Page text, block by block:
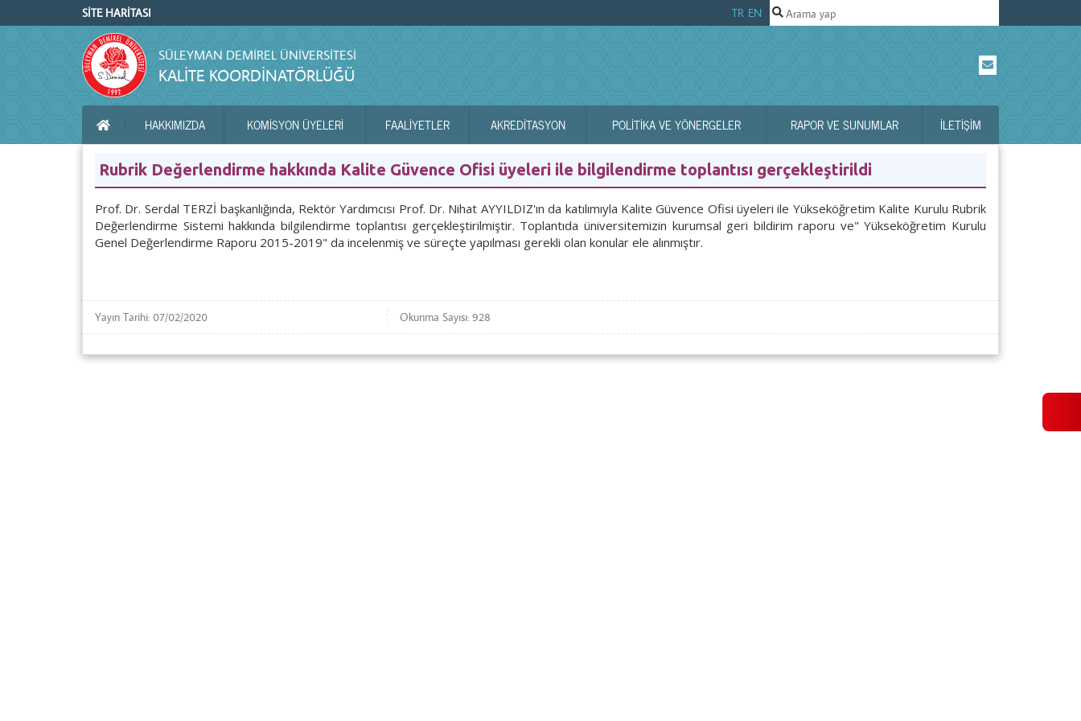
SİTE HARİTASI TR EN
SÜLEYMAN DEMIREL ÜNIVERSITESI
KALITE KOORDINATÖRLÜĞÜ
HAKKIMIZDA KOMİSYON ÜYELERİ FAALİYETLER AKREDİTASYON POLITIKA VE YÖNERGELER RAPOR VE SUNUMLAR İLETIŞIM
Rubrik Değerlendirme hakkında Kalite Güvence Ofisi üyeleri ile bilgilendirme toplantısı gerçekleştirildi
Prof. Dr. Serdal TERZİ başkanlığında, Rektör Yardımcısı Prof. Dr. Nihat AYYILDIZ'ın da katılımıyla Kalite Güvence Ofisi üyeleri ile Yükseköğretim Kalite Kurulu Rubrik
Değerlendirme Sistemi hakkında bilgilendirme toplantısı gerçekleştirilmiştir. Toplantıda üniversitemizin kurumsal geri bildirim raporu ve" Yükseköğretim Kurulu
Genel Değerlendirme Raporu 2015-2019" da incelenmiş ve süreçte yapılması gerekli olan konular ele alınmıştır.
Yayın Tarihi: 07/02/2020 Okunma Sayısı: 928